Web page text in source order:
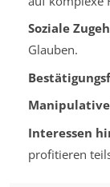
Soziale
Glauben.
Interessen
profitieren